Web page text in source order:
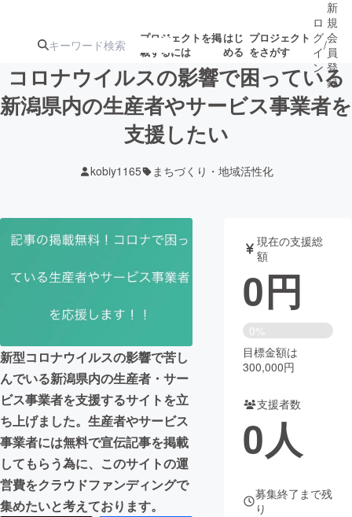
プロジェクトを掲
載するには
はじ
める
プロジェクト
をさがす
注目の新着プロ募集終了が近いプ
書籍・雑誌
チャレンジ
まちづくり・地域活性化
CAMPFIRE for Social Good
CAMPFIRE Creation
CAMPFIREふるさと納税machi-ya コミュニティ
ロ
グ
イ
ン
/
新
規
会
員
登
録
コロナウイルスの影響で困っている
新潟県内の生産者やサービス事業者を
支援したい
kobiy1165 まちづくり・地域活性化
新型コロナウイルスの影響で苦し
んでいる新潟県内の生産者・サー
ビス事業者を支援するサイトを立
ち上げました。生産者やサービス
事業者には無料で宣伝記事を掲載
してもらう為に、このサイトの運
営費をクラウドファンディングで
集めたいと考えております。
現在の支援総
額
0円
0%
目標金額は
300,000円
支援者数
0人
募集終了まで残
り